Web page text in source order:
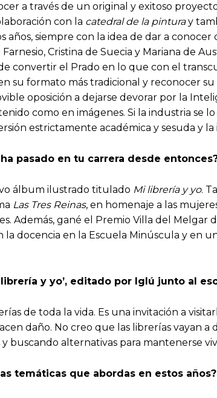
a través de un original y exitoso
con la catedral de la pinturay
siempre con la idea de dar a
Cristina de Suecia y Mariana de
convertir el Prado en lo que con el
su formato más tradicional y reconocer
oposición a dejarse devorar por la
como en imágenes. Si la industria se
estrictamente académica y sesuda y la
pasado en tu carrera desde
álbum ilustrado titulado Mi librería y yo.
Las Tres Reinas, en homenaje a las
Además, gané el Premio Villa del Melgar
docencia en la Escuela Minúscula y en
y yo’, editado por Iglú junto al
de toda la vida. Es una invitación a
daño. No creo que las librerías vayan
alternativas para mantenerse
temáticas que abordas en estos años?